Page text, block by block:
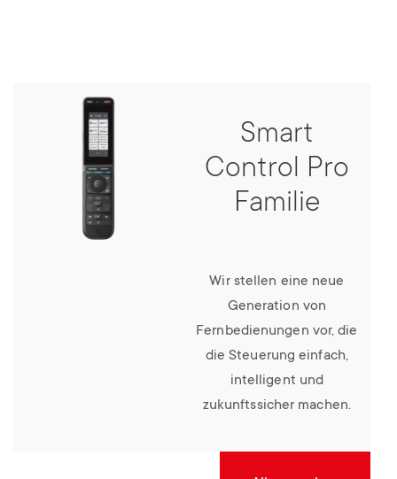
Smart
Control Pro
Familie
Wir stellen eine neue
Generation von
Fernbedienungen vor, die
die Steuerung einfach,
intelligent und
zukunftssicher machen.